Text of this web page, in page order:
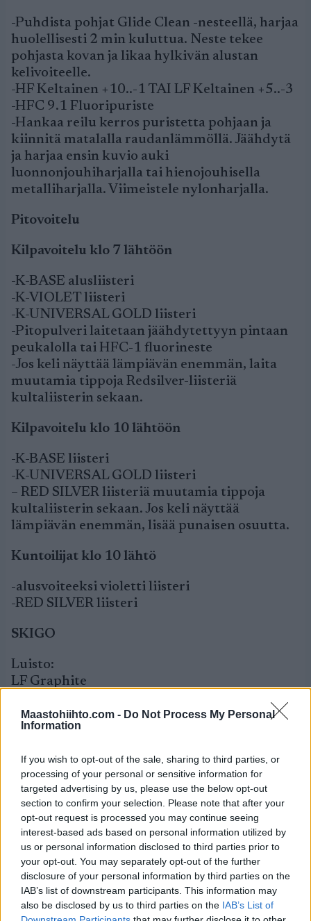
Maastohiihto.com - Do Not Process My Personal
Information
If you wish to opt-out of the sale, sharing to third parties, or
processing of your personal or sensitive information for
targeted advertising by us, please use the below opt-out
section to confirm your selection. Please note that after your
opt-out request is processed you may continue seeing
interest-based ads based on personal information utilized by
us or personal information disclosed to third parties prior to
your opt-out. You may separately opt-out of the further
disclosure of your personal information by third parties on the
IAB’s list of downstream participants. This information may
also be disclosed by us to third parties on the IAB’s List of
-Puhdista pohjat Glide Clean -nesteellä, harjaa
huolellisesti 2 min kuluttua. Neste tekee
pohjasta kovan ja likaa hylkivän alustan
kelivoiteelle.
-HF Keltainen +10..-1 TAI LF Keltainen +5..-3
-HFC 9.1 Fluoripuriste
-Hankaa reilu kerros puristetta pohjaan ja
kiinnitä matalalla raudanlämmöllä. Jäähdytä
ja harjaa ensin kuvio auki
luonnonjouhiharjalla tai hienojouhisella
metalliharjalla. Viimeistele nylonharjalla.
Pitovoitelu
Kilpavoitelu klo 7 lähtöön
-K-BASE alusliisteri
-K-VIOLET liisteri
-K-UNIVERSAL GOLD liisteri
-Pitopulveri laitetaan jäähdytettyyn pintaan
peukalolla tai HFC-1 fluorineste
-Jos keli näyttää lämpiävän enemmän, laita
muutamia tippoja Redsilver-liisteriä
kultaliisterin sekaan.
Kilpavoitelu klo 10 lähtöön
-K-BASE liisteri
-K-UNIVERSAL GOLD liisteri
– RED SILVER liisteriä muutamia tippoja
kultaliisterin sekaan. Jos keli näyttää
lämpiävän enemmän, lisää punaisen osuutta.
Kuntoilijat klo 10 lähtö
-alusvoiteeksi violetti liisteri
-RED SILVER liisteri
SKIGO
Luisto:
LF Graphite
44/7 pulveri
XC sininen liisteri tosi ohuesti
XC violetti liisteri
XC keltainen Suomipurkki
Jos on ennustettua kosteampaa:
XC sininen liisteri
XC violetti liisteri
XC universal liisteri / XC punainen liisteri
50/50